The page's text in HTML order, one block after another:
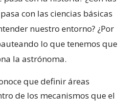
con las ciencias básicas
nuestro entorno? ¿Por
lo que tenemos que
la astrónoma.
que definir áreas
de los mecanismos que el